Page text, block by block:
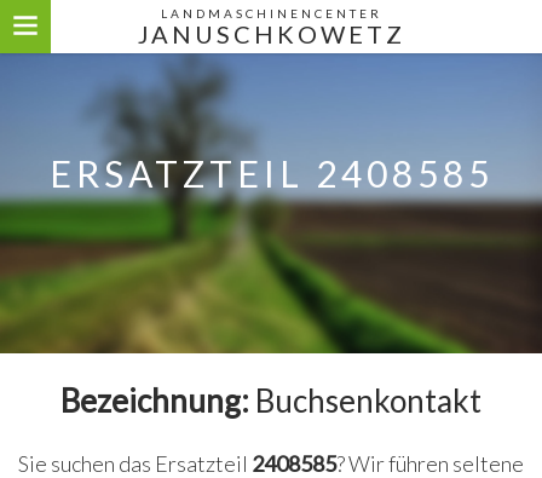
LANDMASCHINENCENTER
JANUSCHKOWETZ
ERSATZTEIL 2408585
Bezeichnung: Buchsenkontakt
Sie suchen das Ersatzteil 2408585? Wir führen seltene